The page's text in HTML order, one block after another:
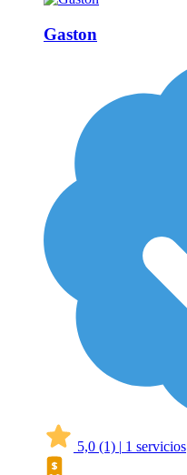
Gaston
5,0 (1) | 1 servicios